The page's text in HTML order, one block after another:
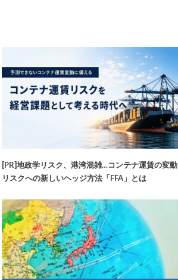
[PR]地政学リスク、港湾混雑…コンテナ運賃の変動
リスクへの新しいヘッジ方法「FFA」とは